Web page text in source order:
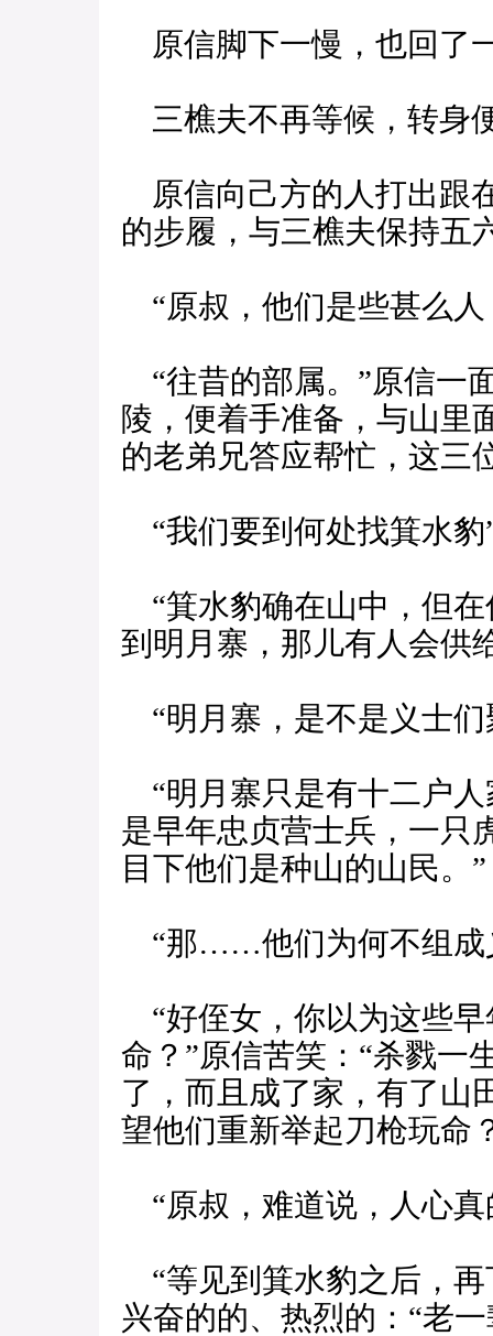
原信脚下一慢，也回了
三樵夫不再等候，转身
原信向己方的人打出跟
的步履，与三樵夫保持五
“原叔，他们是些甚么人
“往昔的部属。”原信一
陵，便着手准备，与山里
的老弟兄答应帮忙，这三
“我们要到何处找箕水豹
“箕水豹确在山中，但
到明月寨，那儿有人会供
“明月寨，是不是义士们
“明月寨只是有十二户
是早年忠贞营士兵，一只
目下他们是种山的山民。”
“那……他们为何不组成
“好侄女，你以为这些
命？”原信苦笑：“杀戮一
了，而且成了家，有了山
望他们重新举起刀枪玩命
“原叔，难道说，人心真
“等见到箕水豹之后，再
兴奋的的、热烈的：“老